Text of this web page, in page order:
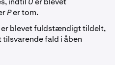
Per tom.
er blevet fuldstændigt tildelt,
fald i åben